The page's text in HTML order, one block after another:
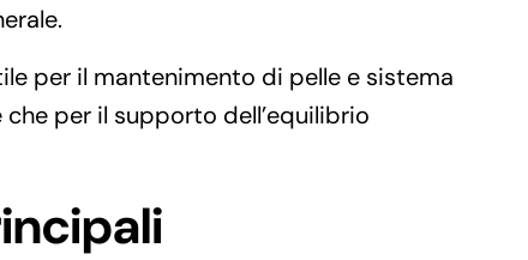
per il mantenimento di pelle e sistema
per il supporto dell’equilibrio